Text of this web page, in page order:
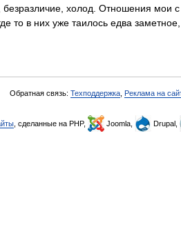
холод. Отношения мои
то в них уже таилось едва
Обратная связь: Техподдержка Реклама на
, сделанные на PHP, Joomla, Drupal,